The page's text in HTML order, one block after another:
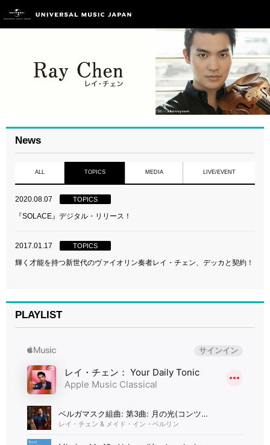
News
ALL TOPICS MEDIA LIVE/EVENT
2020.08.07 TOPICS
『SOLACE』デジタル・リリース！
2017.01.17 TOPICS
輝く才能を持つ新世代のヴァイオリン奏者レイ・チェン、デッカと契約！
PLAYLIST